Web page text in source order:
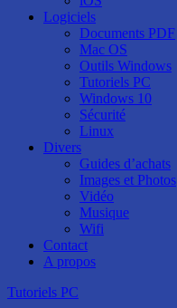
Logiciels
Documents PDF
Mac OS
Outils Windows
Tutoriels PC
Windows 10
Sécurité
Linux
Divers
Guides d’achats
Images et Photos
Vidéo
Musique
Wifi
Contact
A propos
Tutoriels PC